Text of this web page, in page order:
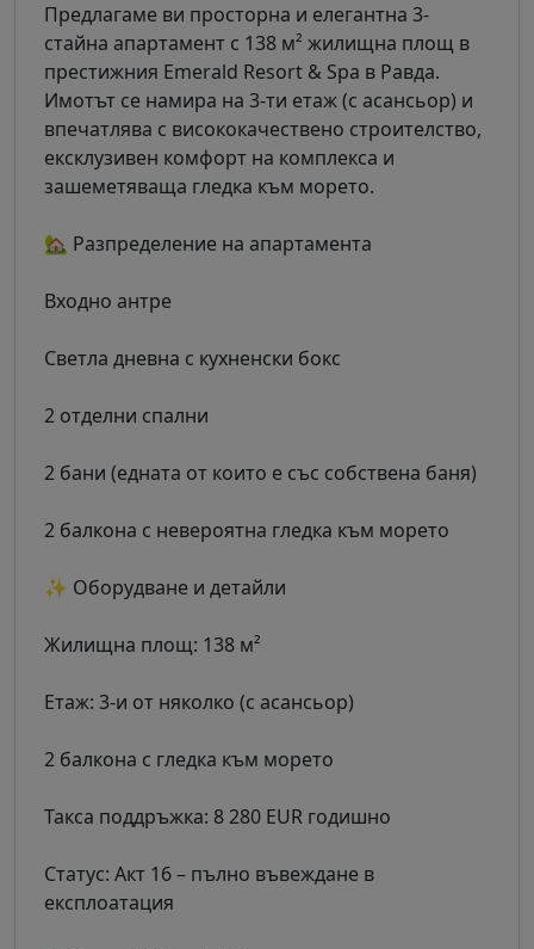
Предлагаме ви просторна и елегантна 3-
стайна апартамент с 138 м² жилищна площ в
престижния Emerald Resort & Spa в Равда.
Имотът се намира на 3-ти етаж (с асансьор) и
впечатлява с висококачествено строителство,
ексклузивен комфорт на комплекса и
зашеметяваща гледка към морето.
🏡 Разпределение на апартамента
Входно антре
Светла дневна с кухненски бокс
2 отделни спални
2 бани (едната от които е със собствена баня)
2 балкона с невероятна гледка към морето
✨ Оборудване и детайли
Жилищна площ: 138 м²
Етаж: 3-и от няколко (с асансьор)
2 балкона с гледка към морето
Такса поддръжка: 8 280 EUR годишно
Статус: Акт 16 – пълно въвеждане в
експлоатация